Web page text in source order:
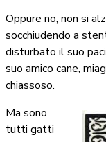
Oppure no, non si
socchiudendo a
disturbato il suo
suo amico cane,
chiassoso.
Ma sono
tutti gatti